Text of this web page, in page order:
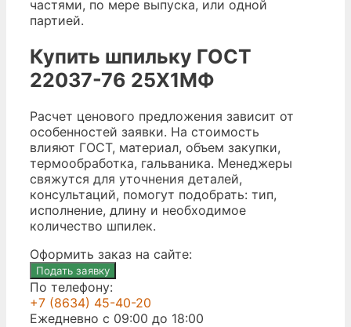
частями, по мере выпуска, или одной
партией.
Купить шпильку ГОСТ
22037-76 25Х1МФ
Расчет ценового предложения зависит от
особенностей заявки. На стоимость
влияют ГОСТ, материал, объем закупки,
термообработка, гальваника. Менеджеры
свяжутся для уточнения деталей,
консультаций, помогут подобрать: тип,
исполнение, длину и необходимое
количество шпилек.
Оформить заказ на сайте:
Подать заявку
По телефону:
+7 (8634) 45-40-20
Ежедневно с 09:00 до 18:00